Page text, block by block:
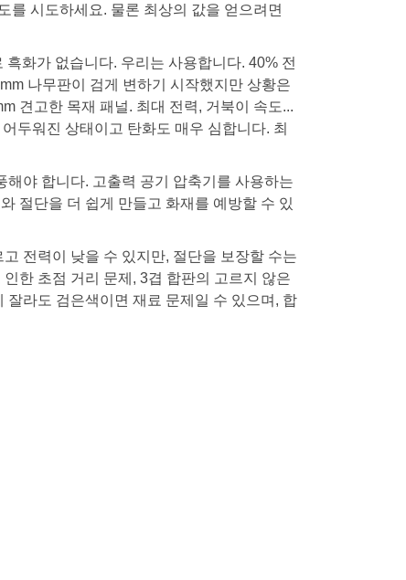
를 시도하세요. 물론 최상의 값을 얻으려면
화가 없습니다. 우리는 사용합니다. 40% 전
나무판이 검게 변하기 시작했지만 상황은
견고한 목재 패널. 최대 전력, 거북이 속도...
두워진 상태이고 탄화도 매우 심합니다. 최
야 합니다. 고출력 공기 압축기를 사용하는
절단을 더 쉽게 만들고 화재를 예방할 수 있
전력이 낮을 수 있지만, 절단을 보장할 수는
한 초점 거리 문제, 3겹 합판의 고르지 않은
라도 검은색이면 재료 문제일 수 있으며, 합